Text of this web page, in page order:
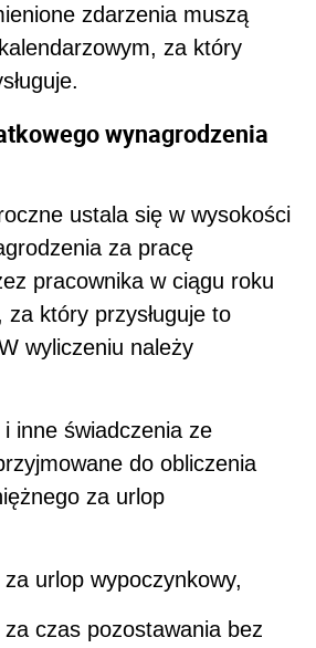
zdarzenia muszą
za który
wynagrodzenia
ustala się w wysokości
za pracę
pracownika w ciągu roku
za który przysługuje to
wyliczeniu należy
inne świadczenia ze
do obliczenia
za urlop
urlop wypoczynkowy,
za czas pozostawania bez